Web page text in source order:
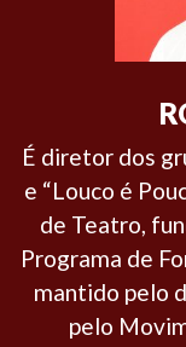
É diretor dos
e “Louco é
de Teatro,
Programa de
mantido pelo
pelo